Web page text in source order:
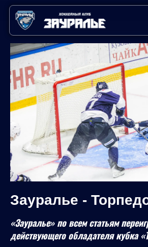
Зауралье -
«Зауралье» по всем статьям
действующего обладателя кубка